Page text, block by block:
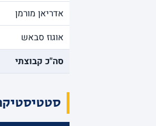
אדריאן מורמן
אוגוז סבאש
סה"כ קבוצתי